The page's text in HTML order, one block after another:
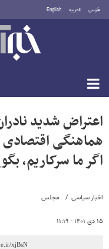
فارسی العربية English
پنجشنبه ۱۵ مرداد ۱۴۰۵
اخبار سیاسی مجلس
۱۵ دی ۱۴۰۱ - ۱۱:۱۹
اعتراض شدید
هماهنگی
اگر ما سرکاریم،